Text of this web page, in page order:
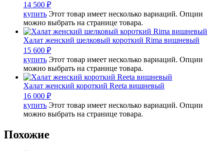
14 500 ₽
купить Этот товар имеет несколько вариаций. Опции
можно выбрать на странице товара.
Халат женский шелковый короткий Rima вишневый
15 600 ₽
купить Этот товар имеет несколько вариаций. Опции
можно выбрать на странице товара.
Халат женский короткий Reeta вишневый
16 000 ₽
купить Этот товар имеет несколько вариаций. Опции
можно выбрать на странице товара.
Похожие